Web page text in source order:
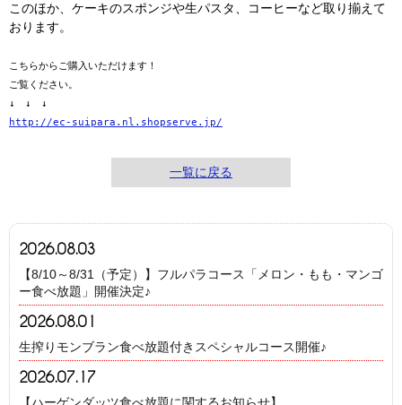
2026.08.03
【8/10～8/31（予定）】フルパラコース「メロン・もも・マンゴ
ー食べ放題」開催決定♪
2026.08.01
生搾りモンブラン食べ放題付きスペシャルコース開催♪
2026.07.17
このほか、ケーキのスポンジや生パスタ、コーヒーなど取り揃えて
おります。
こちらからご購入いただけます！
ご覧ください。
↓ ↓ ↓
http://ec-suipara.nl.shopserve.jp/
一覧に戻る